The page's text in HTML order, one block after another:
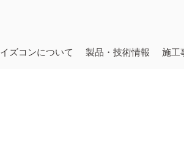
イズコンについて 製品・技術情報 施工